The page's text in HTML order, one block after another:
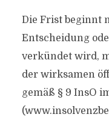
Die Frist beginnt
Entscheidung
verkündet wird,
der wirksamen
gemäß § 9 InsO